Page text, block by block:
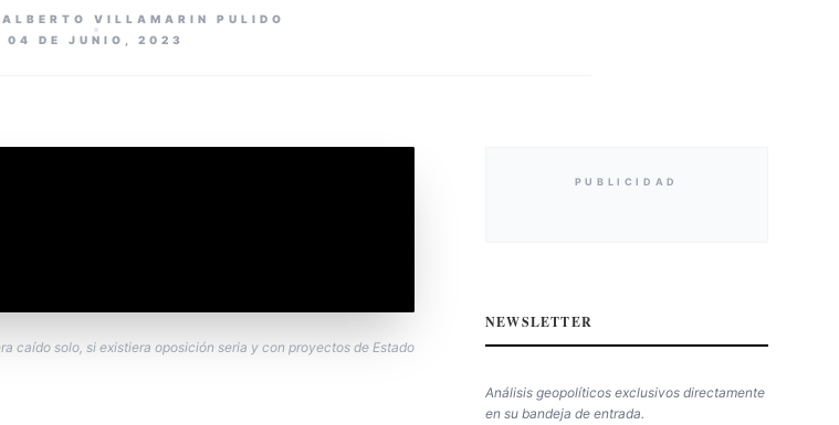
VILLAMARIN PULIDO
04 DE JUNIO, 2023
caído solo, si existiera oposición seria y con proyectos de Estado
PUBLICIDAD
NEWSLETTER
Análisis geopolíticos exclusivos directamente
en su bandeja de entrada.